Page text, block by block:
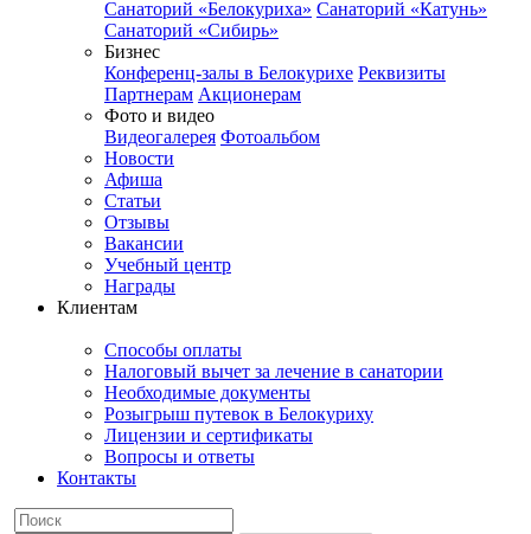
Санаторий «Белокуриха» Санаторий «Катунь»
Санаторий «Сибирь»
Бизнес
Конференц-залы в Белокурихе Реквизиты
Партнерам Акционерам
Фото и видео
Видеогалерея Фотоальбом
Новости
Афиша
Статьи
Отзывы
Вакансии
Учебный центр
Награды
Клиентам
Способы оплаты
Налоговый вычет за лечение в санатории
Необходимые документы
Розыгрыш путевок в Белокуриху
Лицензии и сертификаты
Вопросы и ответы
Контакты